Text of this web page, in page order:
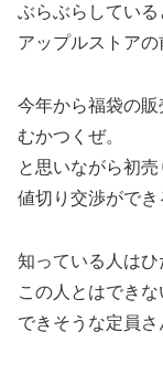
ぶらぶらしている
アップルストアの
今年から福袋の販
むかつくぜ。
と思いながら初
値切り交渉ができ
知っている人はひ
この人とはでき
できそうな定員さ